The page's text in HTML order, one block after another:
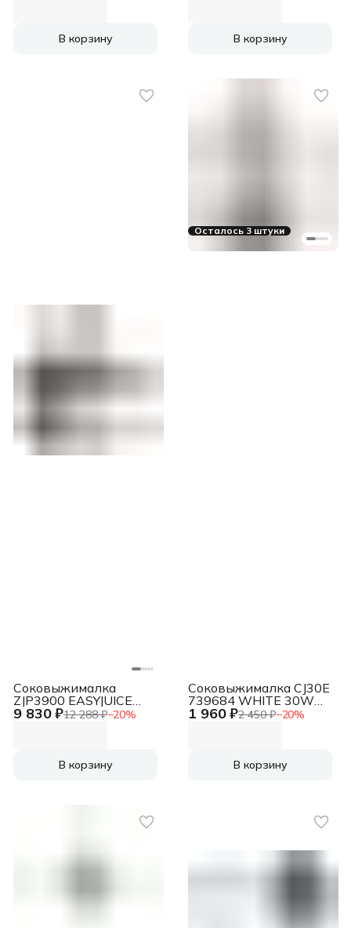
В корзину В корзину
9 830 ₽12 288 ₽−20%
Соковыжималка
ZJP3900 EASYJUICE
BLACK/SILVER ZELMER
В корзину
Осталось 3 штуки
1 960 ₽2 450 ₽−20%
Соковыжималка CJ30E
739684 WHITE 30W
GORENJE
В корзину